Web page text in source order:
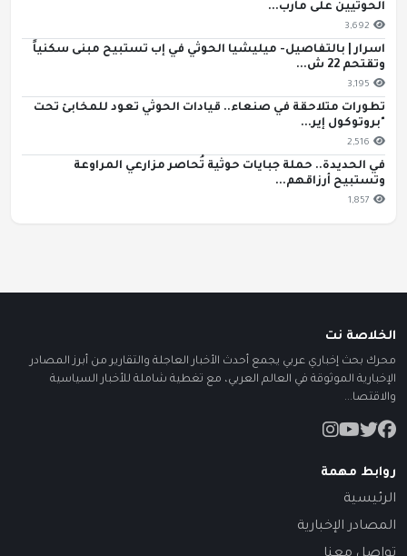
الحوثيين على مأرب...
3,692
اسرار | بالتفاصيل- ميليشيا الحوثي في إب تستبيح مبنى سكنياً
وتقتحم 22 ش...
3,195
تطورات متلاحقة في صنعاء.. قيادات الحوثي تعود للمخابئ تحت
"بروتوكول إير...
2,516
في الحديدة.. حملة جبايات حوثية تُحاصر مزارعي المراوعة
وتستبيح أرزاقهم...
1,857
الخلاصة نت
محرك بحث إخباري عربي يجمع أحدث الأخبار العاجلة والتقارير من أبرز المصادر
الإخبارية الموثوقة في العالم العربي، مع تغطية شاملة للأخبار السياسية
والاقتصا...
روابط مهمة
الرئيسية
المصادر الإخبارية